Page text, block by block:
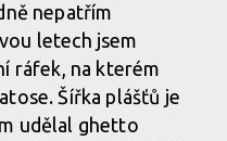
nepatřím
letech jsem
ráfek, na kterém
Šířka plášťů je
udělal ghetto